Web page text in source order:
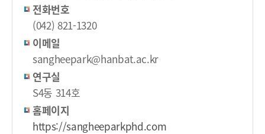
전화번호
(042) 821-1320
이메일
sangheepark@hanbat.ac.kr
연구실
S4동 314호
홈페이지
https://sangheeparkphd.com